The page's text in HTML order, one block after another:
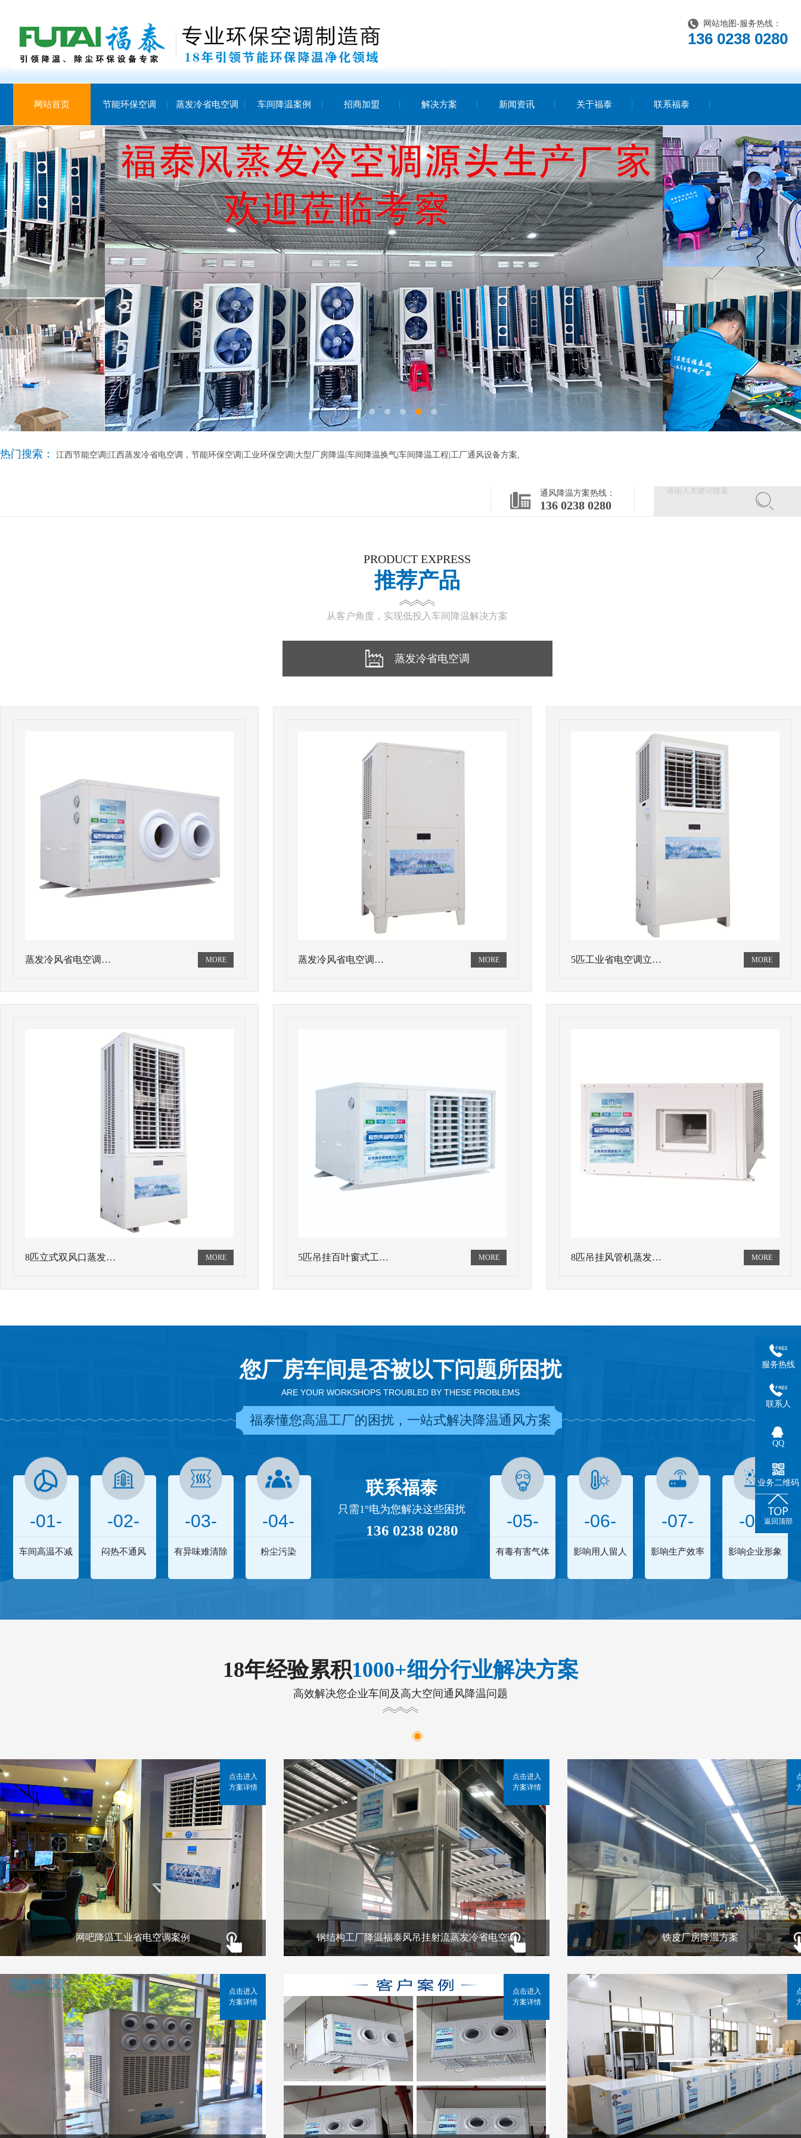
网站地图 -服务热线：
136 0238 0280
网站首页 节能环保空调 蒸发冷省电空调 车间降温案例 招商加盟 解决方案 新闻资讯 关于福泰 联系福泰
热门搜索： 江西节能空调|江西蒸发冷省电空调，节能环保空调|工业环保空调|大型厂房降温|车间降温换气|车间降温工程|工厂通风设备方案,
通风降温方案热线：
136 0238 0280
PRODUCT EXPRESS
推荐产品
从客户角度，实现低投入车间降温解决方案
蒸发冷省电空调
蒸发冷风省电空调… 蒸发冷风省电空调… 5匹工业省电空调立…
8匹立式双风口蒸发… 5匹吊挂百叶窗式工… 8匹吊挂风管机蒸发…
您厂房车间是否被以下问题所困扰
ARE YOUR WORKSHOPS TROUBLED BY THESE PROBLEMS
福泰懂您高温工厂的困扰，一站式解决降温通风方案
-01-
车间高温不减
-02-
闷热不通风
-03-
有异味难清除
-04-
粉尘污染
联系福泰
只需1°电为您解决这些困扰
136 0238 0280 -05-
有毒有害气体
-06-
影响用人留人
-07-
影响生产效率
-08-
影响企业形象
18年经验累积1000+细分行业解决方案
高效解决您企业车间及高大空间通风降温问题
网吧降温工业省电空调案例
点击进入
方案详情
钢结构工厂降温福泰风吊挂射流蒸发冷省电空调
点击进入
方案详情
铁皮厂房降温方案
点击进入
方案详情
点击进入
方案详情
服务热线
联系人
QQ
业务二维码
返回顶部